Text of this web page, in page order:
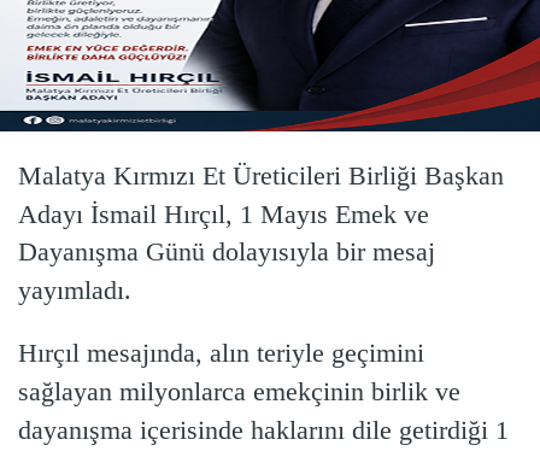
Malatya Kırmızı Et Üreticileri Birliği Başkan
Adayı İsmail Hırçıl, 1 Mayıs Emek ve
Dayanışma Günü dolayısıyla bir mesaj
yayımladı.
Hırçıl mesajında, alın teriyle geçimini
sağlayan milyonlarca emekçinin birlik ve
dayanışma içerisinde haklarını dile getirdiği 1